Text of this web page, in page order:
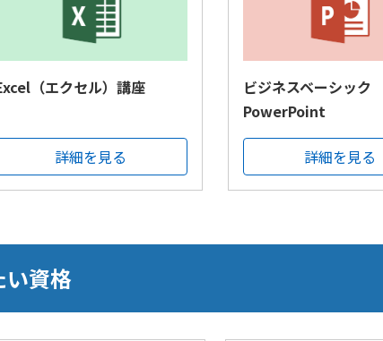
（エクセル）講座
詳細を見る
ビジネスベーシック
PowerPoint
詳細を見る
い資格